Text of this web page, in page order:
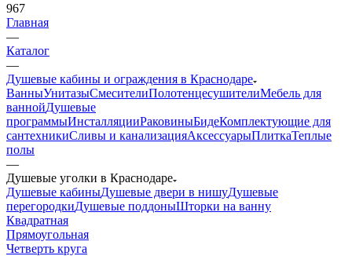
967
Главная
—
Каталог
—
Душевые кабины и ограждения в Краснодаре
ВанныУнитазыСмесителиПолотенцесушителиМебель для
ваннойДушевые
программыИнсталляцииРаковиныБидеКомплектующие для
сантехникиСливы и канализацияАксессуарыПлиткаТеплые
полы
—
Душевые уголки в Краснодаре
Душевые кабиныДушевые двери в нишуДушевые
перегородкиДушевые поддоныШторки на ванну
Квадратная
Прямоугольная
Четверть круга